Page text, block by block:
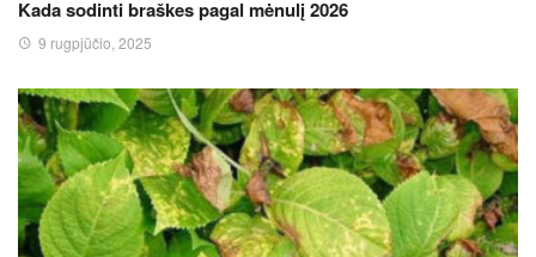
Kada sodinti braškes pagal mėnulį 2026
9 rugpjūčio, 2025